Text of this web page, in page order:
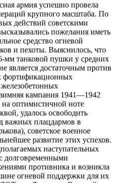
армия успешно провела
крупного масштаба. По
действий советскими
пожелания иметь
средство огневой
и пехоты. Выяснилось, что
мм танковой пушки у средних
является достаточным против
фортификационных
кампания 1941—1942
оптимистичной ноте
удалось освободить
важных плацдармов в
советское военное
развитие этих успехов.
наступательных
долговременными
противника и возникла
огневой поддержки для их